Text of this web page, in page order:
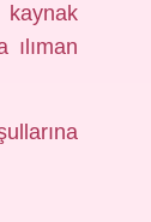
ılıman